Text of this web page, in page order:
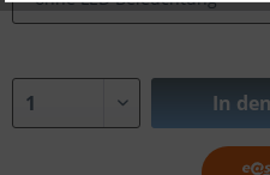
In den